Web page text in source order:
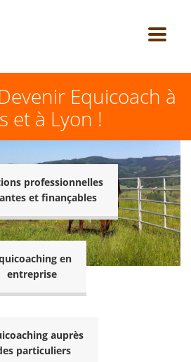
Equicoach à
et à Lyon !
professionnelles
et finançables
en
entreprise
auprès
particuliers